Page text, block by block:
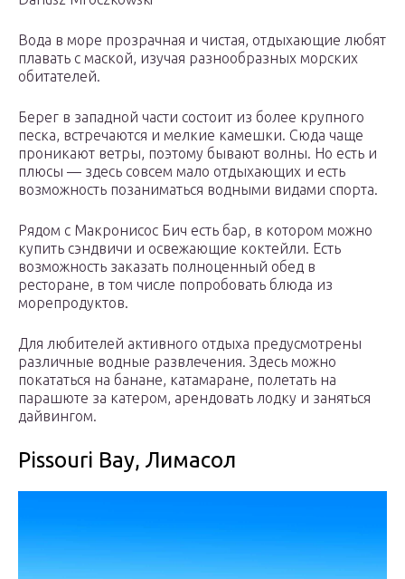
Вода в море прозрачная и чистая, отдыхающие любят
плавать с маской, изучая разнообразных морских
обитателей.
Берег в западной части состоит из более крупного
песка, встречаются и мелкие камешки. Сюда чаще
проникают ветры, поэтому бывают волны. Но есть и
плюсы — здесь совсем мало отдыхающих и есть
возможность позаниматься водными видами спорта.
Рядом с Макронисос Бич есть бар, в котором можно
купить сэндвичи и освежающие коктейли. Есть
возможность заказать полноценный обед в
ресторане, в том числе попробовать блюда из
морепродуктов.
Для любителей активного отдыха предусмотрены
различные водные развлечения. Здесь можно
покататься на банане, катамаране, полетать на
парашюте за катером, арендовать лодку и заняться
дайвингом.
Pissouri Bay, Лимасол